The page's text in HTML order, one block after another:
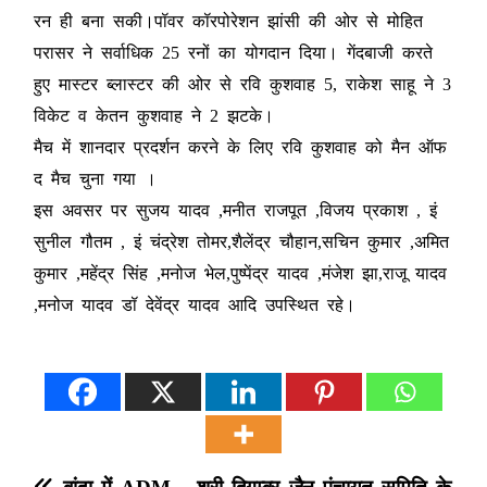
रन ही बना सकी।पॉवर कॉरपोरेशन झांसी की ओर से मोहित
परासर ने सर्वाधिक 25 रनों का योगदान दिया। गेंदबाजी करते
हुए मास्टर ब्लास्टर की ओर से रवि कुशवाह 5, राकेश साहू ने 3
विकेट व केतन कुशवाह ने 2 झटके।
मैच में शानदार प्रदर्शन करने के लिए रवि कुशवाह को मैन ऑफ
द मैच चुना गया ।
इस अवसर पर सुजय यादव ,मनीत राजपूत ,विजय प्रकाश , इं
सुनील गौतम , इं चंद्रेश तोमर,शैलेंद्र चौहान,सचिन कुमार ,अमित
कुमार ,महेंद्र सिंह ,मनोज भेल,पुष्पेंद्र यादव ,मंजेश झा,राजू यादव
,मनोज यादव डॉ देवेंद्र यादव आदि उपस्थित रहे।